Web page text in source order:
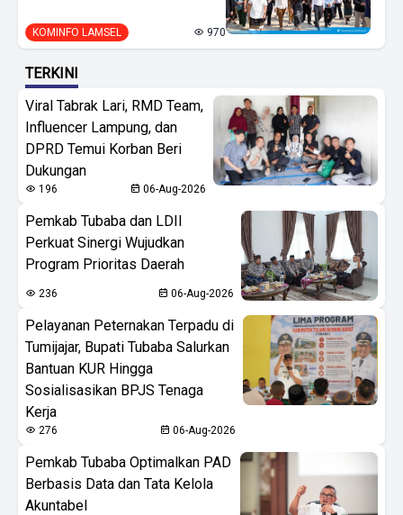
KOMINFO LAMSEL 970
TERKINI
Viral Tabrak Lari, RMD Team,
Influencer Lampung, dan
DPRD Temui Korban Beri
Dukungan
196 06-Aug-2026
Pemkab Tubaba dan LDII
Perkuat Sinergi Wujudkan
Program Prioritas Daerah
236 06-Aug-2026
Pelayanan Peternakan Terpadu di
Tumijajar, Bupati Tubaba Salurkan
Bantuan KUR Hingga
Sosialisasikan BPJS Tenaga
Kerja
276 06-Aug-2026
Pemkab Tubaba Optimalkan PAD
Berbasis Data dan Tata Kelola
Akuntabel